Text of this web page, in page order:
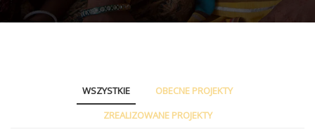
WSZYSTKIE
OBECNE PROJEKTY
ZREALIZOWANE PROJEKTY